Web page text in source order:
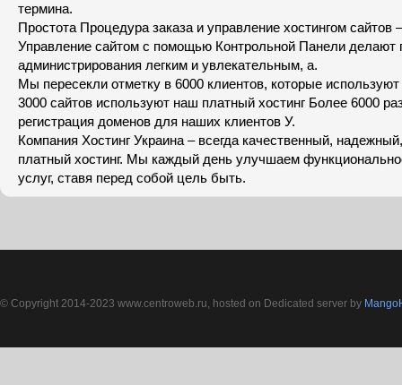
термина.
Простота Процедура заказа и управление хостингом сайтов
Управление сайтом с помощью Контрольной Панели делают
администрирования легким и увлекательным, а.
Мы пересекли отметку в 6000 клиентов, которые
3000 сайтов используют наш платный хостинг Более 6000
регистрация доменов для наших клиентов У.
Компания Хостинг Украина – всегда качественный,
платный хостинг. Мы каждый день улучшаем
услуг, ставя перед собой цель быть.
© Copyright 2014-2023 www.centroweb.ru, hosted on Dedicated server by